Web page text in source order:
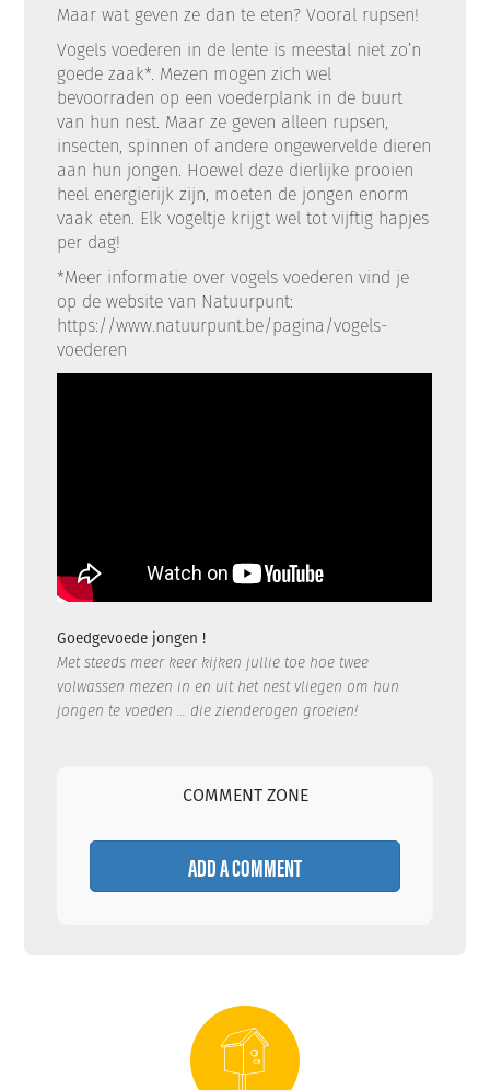
Maar wat geven ze dan te eten? Vooral rupsen!
Vogels voederen in de lente is meestal niet zo’n
goede zaak*. Mezen mogen zich wel
bevoorraden op een voederplank in de buurt
van hun nest. Maar ze geven alleen rupsen,
insecten, spinnen of andere ongewervelde dieren
aan hun jongen. Hoewel deze dierlijke prooien
heel energierijk zijn, moeten de jongen enorm
vaak eten. Elk vogeltje krijgt wel tot vijftig hapjes
per dag!
*Meer informatie over vogels voederen vind je
op de website van Natuurpunt:
https://www.natuurpunt.be/pagina/vogels-
voederen
Goedgevoede jongen !
Met steeds meer keer kijken jullie toe hoe twee
volwassen mezen in en uit het nest vliegen om hun
jongen te voeden … die zienderogen groeien!
COMMENT ZONE
ADD A COMMENT